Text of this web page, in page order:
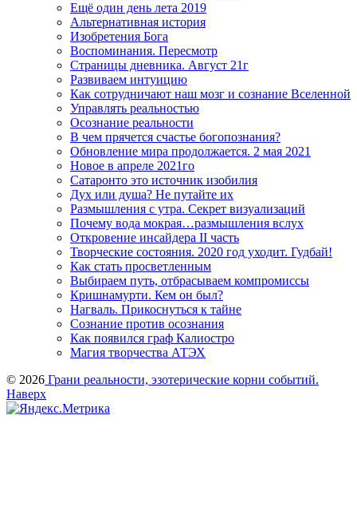
Ещё один день лета 2019
Альтернативная история
Изобретения Бога
Воспоминания. Пересмотр
Страницы дневника. Август 21г
Развиваем интуицию
Как сотрудничают наш мозг и сознание Вселенной
Управлять реальностью
Осознание реальности
В чем прячется счастье богопознания?
Обновление мира продолжается. 2 мая 2021
Новое в апреле 2021го
Сатаронто это источник изобилия
Дух или душа? Не путайте их
Размышления с утра. Секрет визуализаций
Почему вода мокрая…размышления вслух
Откровение инсайдера II часть
Творческие состояния. 2020 год уходит. Гудбай!
Как стать просветленным
Выбираем путь, отбрасываем компромиссы
Кришнамурти. Кем он был?
Нагваль. Прикоснуться к тайне
Сознание против осознания
Как появился граф Калиостро
Магия творчества АТЭХ
© 2026 Грани реальности, эзотерические корни событий.
Наверх